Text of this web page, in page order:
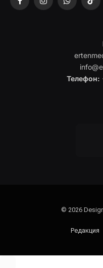
FacebookInstagramWhatsApp
Телефон:
© 2026
Редакция